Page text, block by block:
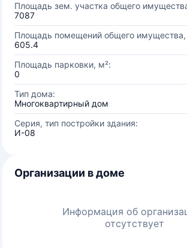
Площадь зем. участка общего
7087
Площадь помещений общего имущества,
605.4
Площадь парковки, м²:
0
Тип дома:
Многоквартирный дом
Серия, тип постройки здания:
И-08
Организации в доме
Информация об
отсутствует